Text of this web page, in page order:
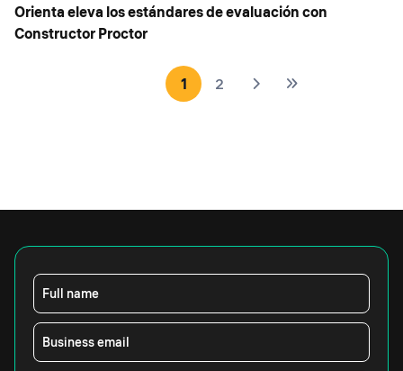
Orienta eleva los estándares de evaluación con
Constructor Proctor
1 2
Full name
Business email